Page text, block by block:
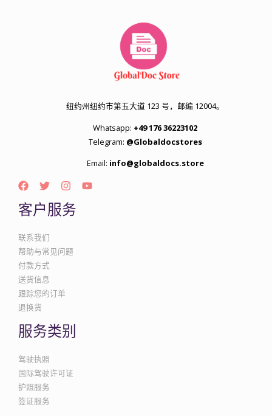
纽约州纽约市第五大道 123 号，邮编 12004。
Whatsapp: +49 176 36223102
Telegram: @Globaldocstores
Email: info@globaldocs.store
客户服务
联系我们
帮助与常见问题
付款方式
送货信息
跟踪您的订单
退换货
服务类别
驾驶执照
国际驾驶许可证
护照服务
签证服务